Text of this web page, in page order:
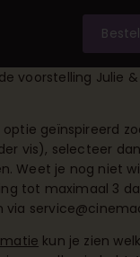
voorstelling Julie &
geïnspireerd
vis), selecteer
Weet je nog niet
tot maximaal 3
kun je zien